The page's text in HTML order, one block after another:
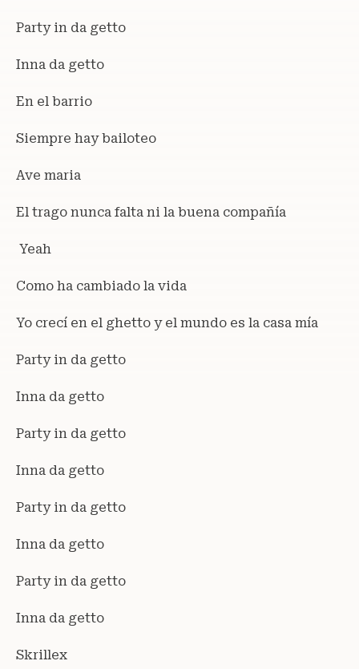
Party in da getto
Inna da getto
En el barrio
Siempre hay bailoteo
Ave maria
El trago nunca falta ni la buena compañía
Yeah
Como ha cambiado la vida
Yo crecí en el ghetto y el mundo es la casa mía
Party in da getto
Inna da getto
Party in da getto
Inna da getto
Party in da getto
Inna da getto
Party in da getto
Inna da getto
Skrillex